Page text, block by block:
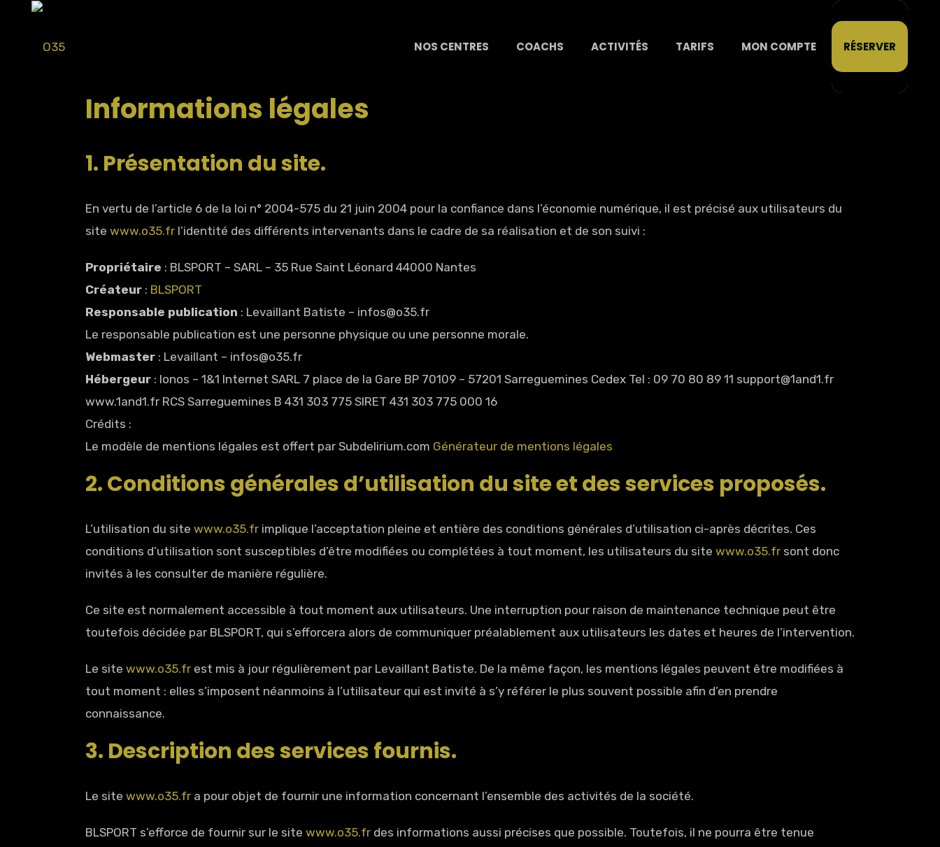
NOS CENTRES COACHS ACTIVITÉS TARIFS MON COMPTE RÉSERVER
Informations légales
1. Présentation du site.
En vertu de l’article 6 de la loi n° 2004-575 du 21 juin 2004 pour la confiance dans l’économie numérique, il est précisé aux utilisateurs du
site www.o35.fr l’identité des différents intervenants dans le cadre de sa réalisation et de son suivi :
Propriétaire : BLSPORT – SARL – 35 Rue Saint Léonard 44000 Nantes
Créateur : BLSPORT
Responsable publication : Levaillant Batiste – infos@o35.fr
Le responsable publication est une personne physique ou une personne morale.
Webmaster : Levaillant – infos@o35.fr
Hébergeur : Ionos – 1&1 Internet SARL 7 place de la Gare BP 70109 – 57201 Sarreguemines Cedex Tel : 09 70 80 89 11 support@1and1.fr
www.1and1.fr RCS Sarreguemines B 431 303 775 SIRET 431 303 775 000 16
Crédits :
Le modèle de mentions légales est offert par Subdelirium.com Générateur de mentions légales
2. Conditions générales d’utilisation du site et des services proposés.
L’utilisation du site www.o35.fr implique l’acceptation pleine et entière des conditions générales d’utilisation ci-après décrites. Ces
conditions d’utilisation sont susceptibles d’être modifiées ou complétées à tout moment, les utilisateurs du site www.o35.fr sont donc
invités à les consulter de manière régulière.
Ce site est normalement accessible à tout moment aux utilisateurs. Une interruption pour raison de maintenance technique peut être
toutefois décidée par BLSPORT, qui s’efforcera alors de communiquer préalablement aux utilisateurs les dates et heures de l’intervention.
Le site www.o35.fr est mis à jour régulièrement par Levaillant Batiste. De la même façon, les mentions légales peuvent être modifiées à
tout moment : elles s’imposent néanmoins à l’utilisateur qui est invité à s’y référer le plus souvent possible afin d’en prendre
connaissance.
3. Description des services fournis.
Le site www.o35.fr a pour objet de fournir une information concernant l’ensemble des activités de la société.
BLSPORT s’efforce de fournir sur le site www.o35.fr des informations aussi précises que possible. Toutefois, il ne pourra être tenue